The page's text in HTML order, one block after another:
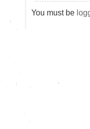
You must be